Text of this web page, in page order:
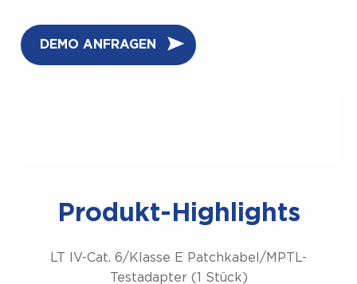
DEMO ANFRAGEN
Produkt-Highlights
LT IV-Cat. 6/Klasse E Patchkabel/MPTL-
Testadapter (1 Stück)